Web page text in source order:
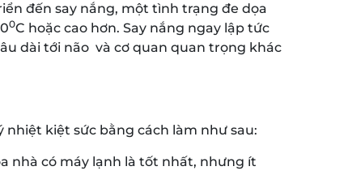
đến say nắng, một tình trạng đe dọa
0C hoặc cao hơn. Say nắng ngay lập tức
dài tới não và cơ quan quan trọng khác
kiệt sức bằng cách làm như sau:
nhà có máy lạnh là tốt nhất, nhưng ít